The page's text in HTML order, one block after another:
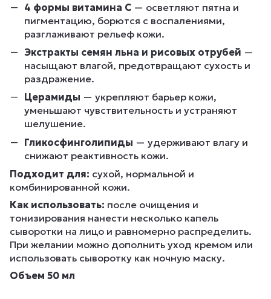
4 формы витамина C — осветляют пятна и
пигментацию, борются с воспалениями,
разглаживают рельеф кожи.
Экстракты семян льна и рисовых отрубей —
насыщают влагой, предотвращают сухость и
раздражение.
Церамиды — укрепляют барьер кожи,
уменьшают чувствительность и устраняют
шелушение.
Гликосфинголипиды — удерживают влагу и
снижают реактивность кожи.
Подходит для: сухой, нормальной и
комбинированной кожи.
Как использовать: после очищения и
тонизирования нанести несколько капель
сыворотки на лицо и равномерно распределить.
При желании можно дополнить уход кремом или
использовать сыворотку как ночную маску.
Объем 50 мл